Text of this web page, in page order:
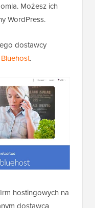
Możesz ich
WordPress.
dostawcy
Bluehost.
hostingowych na